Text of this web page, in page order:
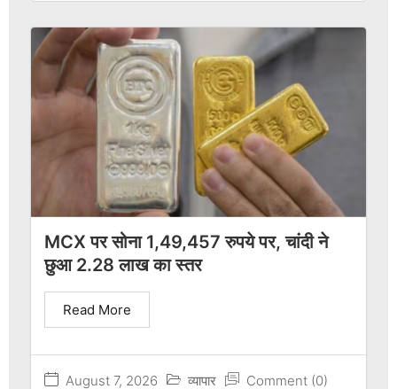
MCX पर सोना 1,49,457 रुपये पर, चांदी ने
छुआ 2.28 लाख का स्तर
August 7, 2026 व्यापार Comment (0)
Read More